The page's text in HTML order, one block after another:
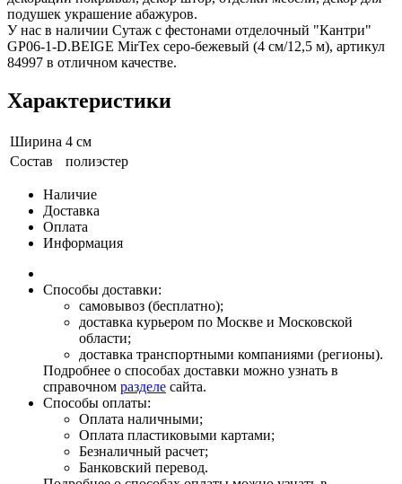
подушек украшение абажуров.
У нас в наличии Сутаж с фестонами отделочный "Кантри"
GP06-1-D.BEIGE MirTex серо-бежевый (4 см/12,5 м), артикул
84997 в отличном качестве.
Характеристики
Ширина 4 см
Состав
полиэстер
Наличие
Доставка
Оплата
Информация
Способы доставки:
самовывоз (бесплатно);
доставка курьером по Москве и Московской
области;
доставка транспортными компаниями (регионы).
Подробнее о способах доставки можно узнать в
справочном разделе сайта.
Способы оплаты:
Оплата наличными;
Оплата пластиковыми картами;
Безналичный расчет;
Банковский перевод.